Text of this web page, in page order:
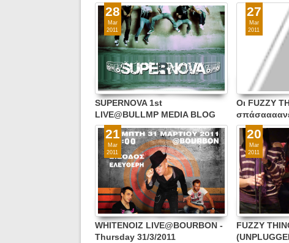
SUPERNOVA 1st
LIVE@BULLMP MEDIA BLOG
PARTY 6 - Παρασκευή 1/4/2011,
22:30 (ΕΙΣΟΔΟΣ ΕΛΕΥΘΕΡΗ) !!!
28
Mar
2011
Οι FUZZY
BULLMP
στις 25/3/
BAR !!!!
27
Mar
2011
WHITENOIZ LIVE@BOURBON -
Thursday 31/3/2011
21
Mar
2011
FUZZY
20
Mar
2011